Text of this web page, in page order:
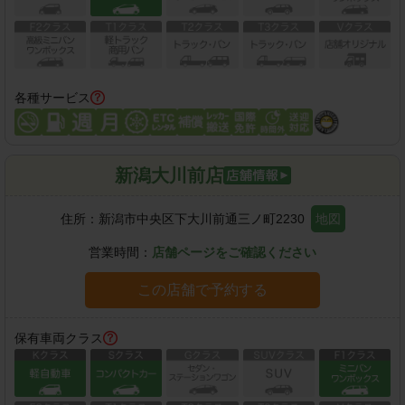
各種サービス
新潟大川前店
住所： 新潟市中央区下大川前通三ノ町2230 地図
営業時間： 店舗ページをご確認ください
この店舗で予約する
保有車両クラス